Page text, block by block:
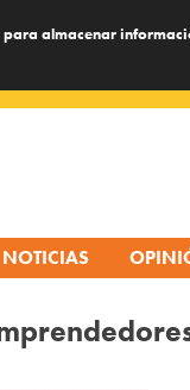
para almacenar
NOTICIAS